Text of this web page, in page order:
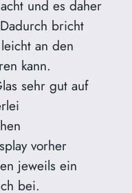
und es daher
bricht
an den
kann.
sehr gut auf
vorher
jeweils ein
bei.